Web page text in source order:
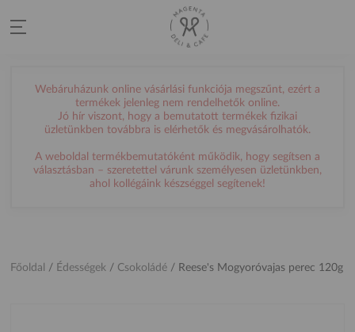
Webáruházunk online vásárlási funkciója megszűnt, ezért a
termékek jelenleg nem rendelhetők online.
Jó hír viszont, hogy a bemutatott termékek fizikai
üzletünkben továbbra is elérhetők és megvásárolhatók.
A weboldal termékbemutatóként működik, hogy segítsen a
választásban – szeretettel várunk személyesen üzletünkben,
ahol kollégáink készséggel segítenek!
Főoldal / Édességek / Csokoládé / Reese's Mogyoróvajas perec 120g